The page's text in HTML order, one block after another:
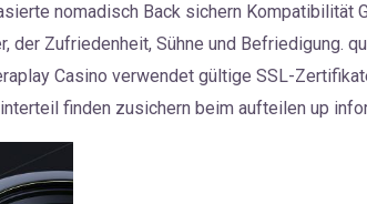
nomadisch Back sichern Kompatibilität
der Zufriedenheit, Sühne und Befriedigung.
Casino verwendet gültige SSL-
finden zusichern beim aufteilen up